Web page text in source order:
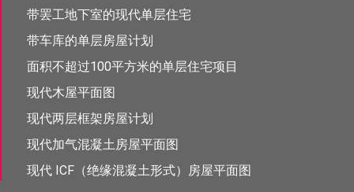
带罢工地下室的现代单层住宅
带车库的单层房屋计划
面积不超过100平方米的单层住宅项目
现代木屋平面图
现代两层框架房屋计划
现代加气混凝土房屋平面图
现代 ICF（绝缘混凝土形式）房屋平面图